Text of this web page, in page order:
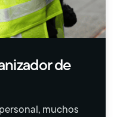
de
muchos